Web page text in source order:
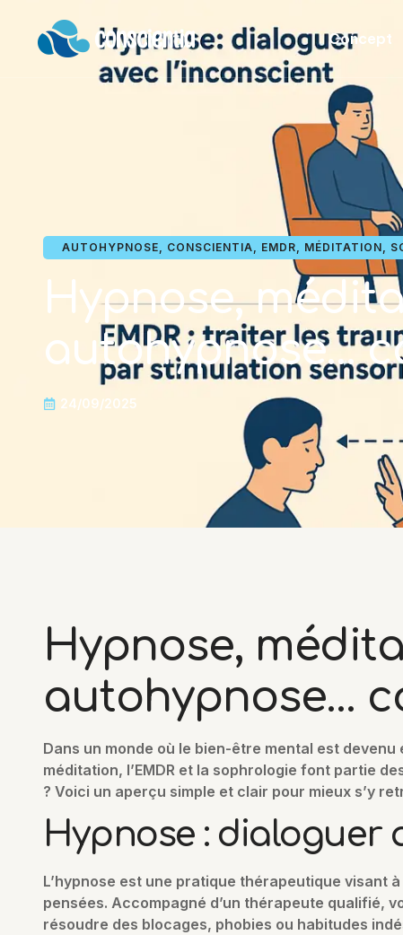
Concept
AUTOHYPNOSE, CONSCIENTIA, EMDR, MÉDITATION,
Hypnose,
autohypnose…
24/09/2025
Hypnose,
autohypnose…
Dans un monde où le bien-être mental est
méditation, l’EMDR et la sophrologie font partie
? Voici un aperçu simple et clair pour mieux s’y
Hypnose : dialoguer
L’hypnose est une pratique thérapeutique
pensées. Accompagné d’un thérapeute qualifié,
résoudre des blocages, phobies ou habitudes